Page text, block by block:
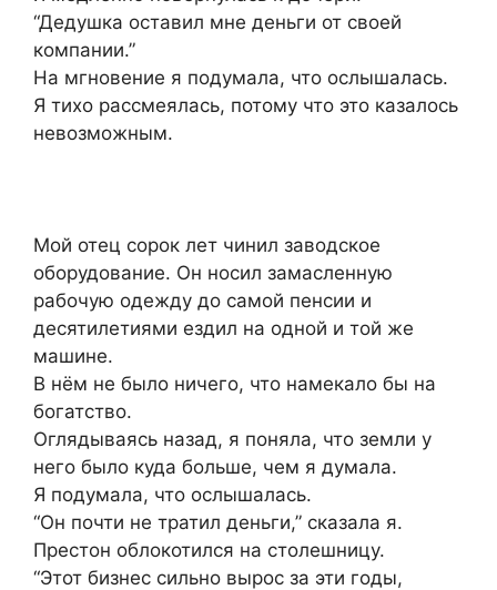
“Дедушка оставил мне деньги от своей
компании.”
На мгновение я подумала, что ослышалась.
Я тихо рассмеялась, потому что это казалось
невозможным.
Мой отец сорок лет чинил заводское
оборудование. Он носил замасленную
рабочую одежду до самой пенсии и
десятилетиями ездил на одной и той же
машине.
В нём не было ничего, что намекало бы на
богатство.
Оглядываясь назад, я поняла, что земли у
него было куда больше, чем я думала.
Я подумала, что ослышалась.
“Он почти не тратил деньги,” сказала я.
Престон облокотился на столешницу.
“Этот бизнес сильно вырос за эти годы,